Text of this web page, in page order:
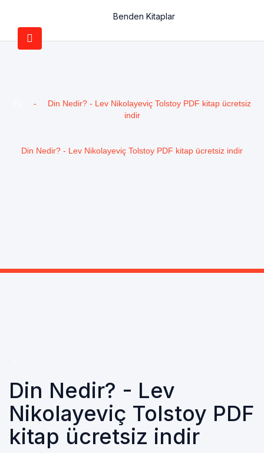
Benden Kitaplar
-
Din Nedir? - Lev Nikolayeviç Tolstoy PDF kitap ücretsiz
indir
Din Nedir? - Lev Nikolayeviç Tolstoy PDF kitap ücretsiz indir
Din Nedir? - Lev
Nikolayeviç Tolstoy PDF
kitap ücretsiz indir